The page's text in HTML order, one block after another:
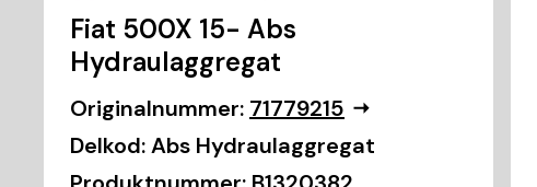
Fiat 500X 15- Abs
Hydraulaggregat
Originalnummer: 71779215
Delkod:Abs Hydraulaggregat